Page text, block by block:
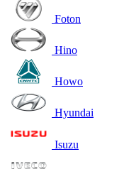
Foton
Hino
Howo
Hyundai
Isuzu